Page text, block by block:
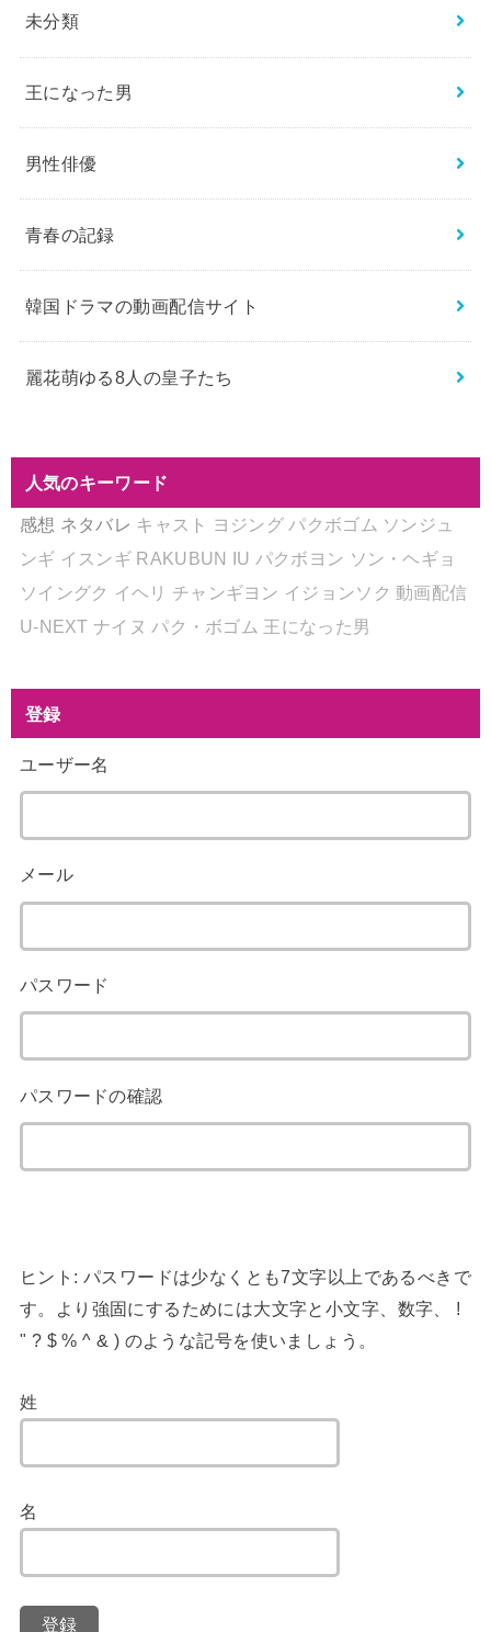
未分類
王になった男
男性俳優
青春の記録
韓国ドラマの動画配信サイト
麗花萌ゆる8人の皇子たち
人気のキーワード
感想 ネタバレ キャスト ヨジング パクボゴム ソンジュ
ンギ イスンギ RAKUBUN IU パクボヨン ソン・ヘギョ
ソイングク イヘリ チャンギヨン イジョンソク 動画配信
U-NEXT ナイヌ パク・ボゴム 王になった男
登録
ユーザー名
メール
パスワード
パスワードの確認
ヒント: パスワードは少なくとも7文字以上であるべきで
す。より強固にするためには大文字と小文字、数字、 !
" ? $ % ^ & ) のような記号を使いましょう。
姓
名
登録